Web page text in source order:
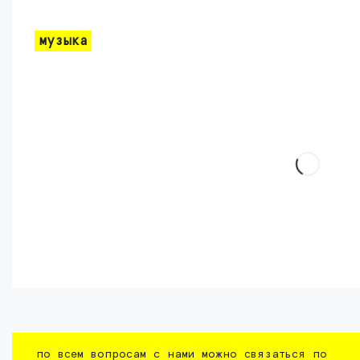
музыка
по всем вопросам с нами можно связаться по